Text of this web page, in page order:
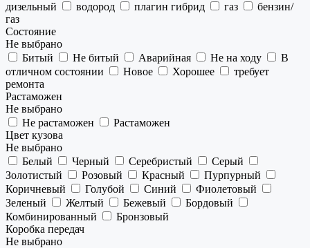
дизельный
водород плагин гибрид газ
бензин/
газ
Состояние
Не выбрано
Битый
Не битый Аварийная Не на ходу
В
отличном состоянии
Новое Хорошее
требует
ремонта
Растаможен
Не выбрано
Не растаможен
Растаможен
Цвет кузова
Не выбрано
Белый
Черный Серебристый
Серый
Золотистый
Розовый Красный
Пурпурный
Коричневый
Голубой Синий
Фиолетовый
Зеленый
Желтый Бежевый
Бордовый
Комбинированный
Бронзовый
Коробка передач
Не выбрано